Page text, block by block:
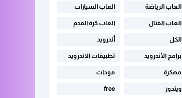
العاب الرياضة العاب السيارات
العاب القتال العاب كرة القدم
الكل أندرويد
برامج الأندرويد تطبيقات الاندرويد
مهكرة مودات
ويندوز free